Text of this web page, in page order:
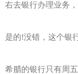
右去银行办理业务
是的!没错，这个银
希腊的银行只有周